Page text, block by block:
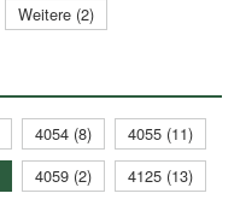
Weitere (2)
4054 (8)
4055 (11)
4059 (2) 4125 (13)